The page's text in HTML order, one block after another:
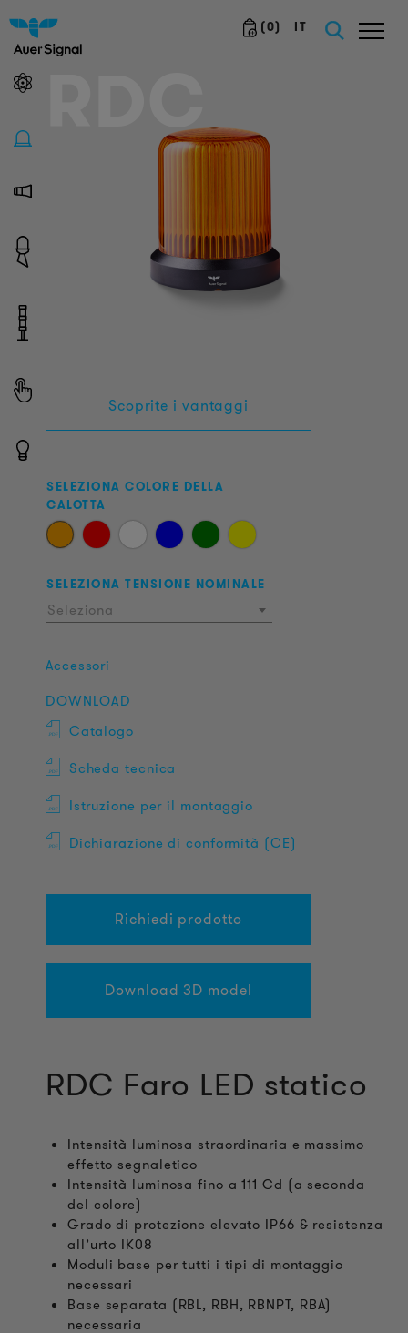
(0) IT
RDC
Scoprite i vantaggi
SELEZIONA COLORE DELLA
CALOTTA
SELEZIONA TENSIONE NOMINALE
Seleziona
Accessori
DOWNLOAD
Catalogo
Scheda tecnica
Istruzione per il montaggio
Dichiarazione di conformità (CE)
Richiedi prodotto
Download 3D model
RDC Faro LED statico
Intensità luminosa straordinaria e massimo
effetto segnaletico
Intensità luminosa fino a 111 Cd (a seconda
del colore)
Grado di protezione elevato IP66 & resistenza
all’urto IK08
Moduli base per tutti i tipi di montaggio
necessari
Base separata (RBL, RBH, RBNPT, RBA)
necessaria